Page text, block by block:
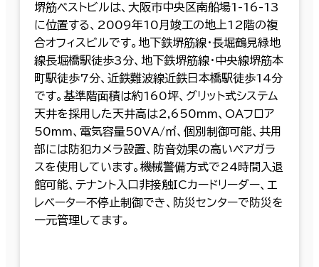
堺筋ベストビルは、大阪市中央区南船場1-16-13
に位置する、2009年10月竣工の地上12階の複
合オフィスビルです。地下鉄堺筋線・長堀鶴見緑地
線長堀橋駅徒歩3分、地下鉄堺筋線・中央線堺筋本
町駅徒歩7分、近鉄難波線近鉄日本橋駅徒歩14分
です。基準階面積は約160坪、グリット式システム
天井を採用した天井高は2,650mm、OAフロア
50mm、電気容量50VA/㎡、個別制御可能、共用
部には防犯カメラ設置、防音効果の高いペアガラ
スを使用しています。機械警備方式で24時間入退
館可能、テナント入口非接触ICカードリーダー、エ
レベーター不停止制御でき、防災センターで防災を
一元管理してます。